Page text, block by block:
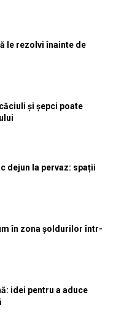
le rezolvi înainte de
și șepci poate
dejun la pervaz: spații
în zona șoldurilor într-
idei pentru a aduce